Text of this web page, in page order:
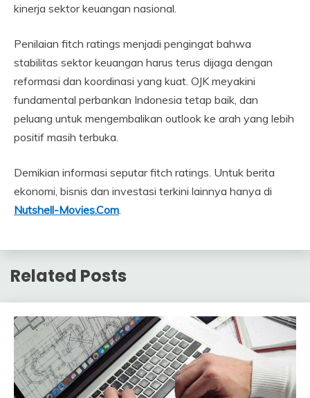
kinerja sektor keuangan nasional.
Penilaian fitch ratings menjadi pengingat bahwa
stabilitas sektor keuangan harus terus dijaga dengan
reformasi dan koordinasi yang kuat. OJK meyakini
fundamental perbankan Indonesia tetap baik, dan
peluang untuk mengembalikan outlook ke arah yang lebih
positif masih terbuka.
Demikian informasi seputar fitch ratings. Untuk berita
ekonomi, bisnis dan investasi terkini lainnya hanya di
Nutshell-Movies.Com
Related Posts